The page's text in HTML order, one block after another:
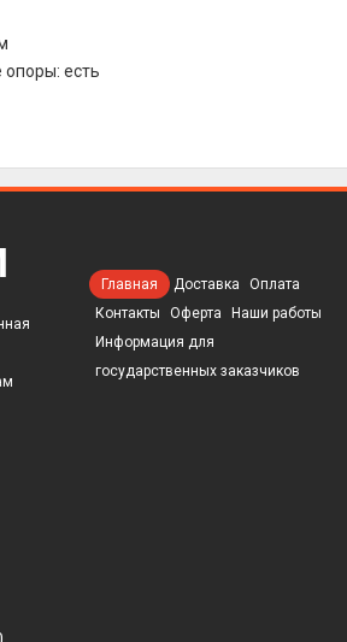
опоры: есть
Главная Доставка
Оплата
Контакты
Оферта
Наши работы
Информация для
государственных заказчиков